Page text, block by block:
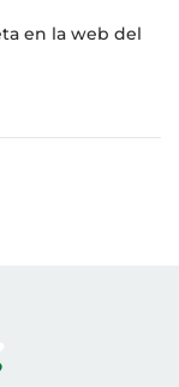
en la web del